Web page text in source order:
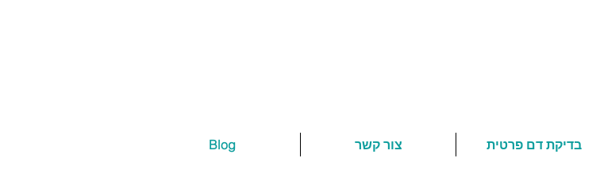
Blog צור קשר בדיקת דם פרטית